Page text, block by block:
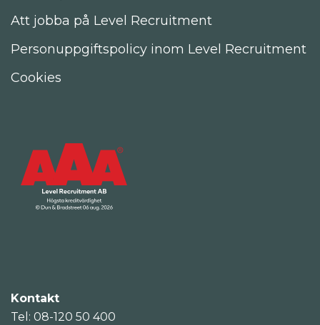
Att jobba på Level Recruitment
Personuppgiftspolicy inom Level Recruitment
Cookies
Kontakt
Tel: 08-120 50 400